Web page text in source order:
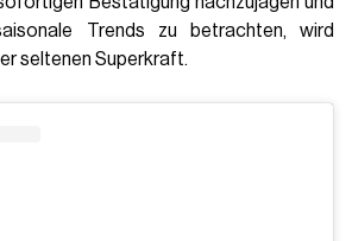
Trends zu betrachten, wird
seltenen Superkraft.